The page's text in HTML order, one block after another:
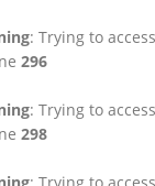
: Trying to
296
: Trying to
298